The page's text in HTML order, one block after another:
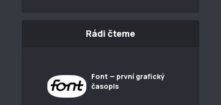
Rádi čteme
Font — první grafický
časopis